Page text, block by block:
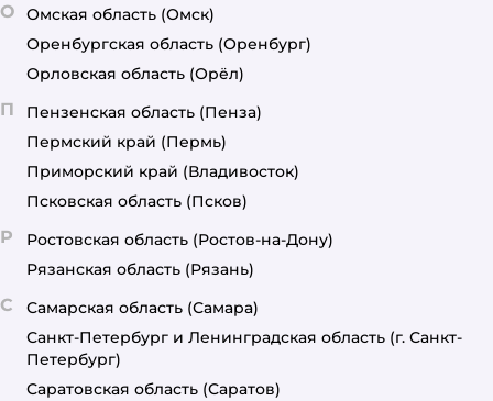
О Омская область (Омск)
Оренбургская область (Оренбург)
Орловская область (Орёл)
П Пензенская область (Пенза)
Пермский край (Пермь)
Приморский край (Владивосток)
Псковская область (Псков)
Р Ростовская область (Ростов-на-Дону)
Рязанская область (Рязань)
С Самарская область (Самара)
Санкт-Петербург и Ленинградская область (г. Санкт-
Петербург)
Саратовская область (Саратов)